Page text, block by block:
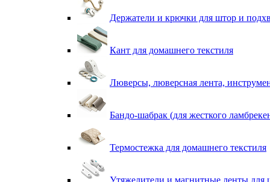
Держатели и крючки для штор и
Кант для домашнего текстиля
Люверсы, люверсная лента,
Бандо-шабрак (для жесткого
Термостежка для домашнего текстиля
Утяжелители и магнитные ленты для